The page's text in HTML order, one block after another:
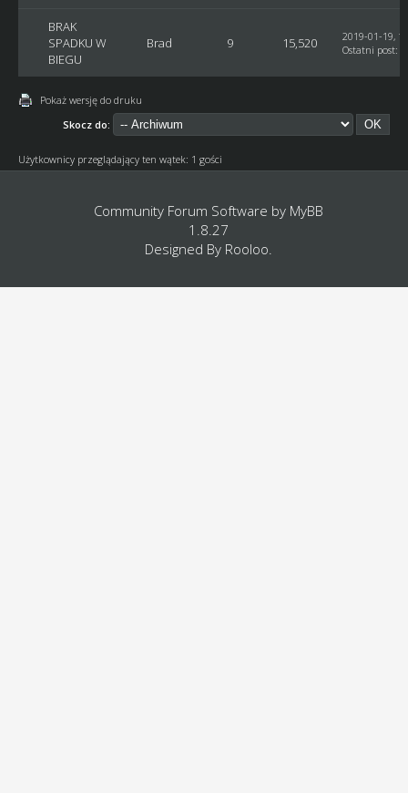
BRAK
SPADKU W
BIEGU
Brad 9 15,520
2019-01-19,
Ostatni post:
Pokaż wersję do druku
Skocz do:
Użytkownicy przeglądający ten wątek: 1 gości
Community Forum Software by MyBB
1.8.27
Designed By Rooloo